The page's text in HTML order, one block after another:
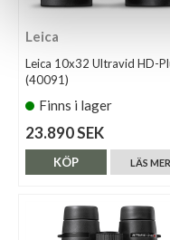
Leica
Leica 10x32 Ultravid HD-
(40091)
Finns i lager
23.890 SEK
LÄS MER
KÖP